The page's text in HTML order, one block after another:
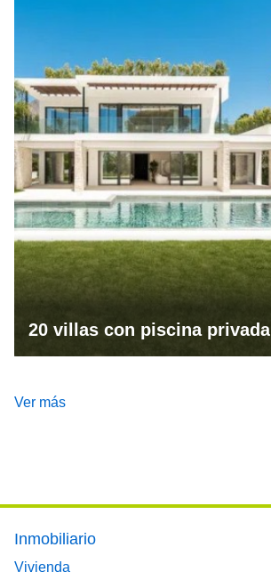
20 villas con piscina privada
Ver más
Footer main menu
Inmobiliario
Vivienda